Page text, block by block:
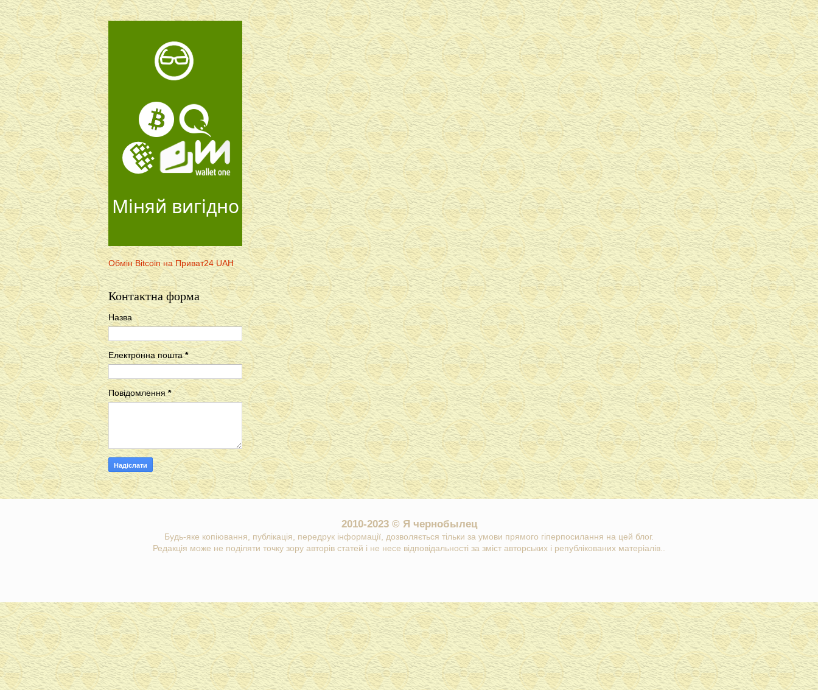
Міняй вигідно
Обмін Bitcoin на Приват24 UAH
Контактна форма
Назва
Електронна пошта*
Повідомлення*
2010-2023 © Я чернобылец
Будь-яке копіювання, публікація, передрук інформації, дозволяється тільки за умови прямого гіперпосилання на цей блог.
Редакція може не поділяти точку зору авторів статей і не несе відповідальності за зміст авторських і републікованих матеріалів..